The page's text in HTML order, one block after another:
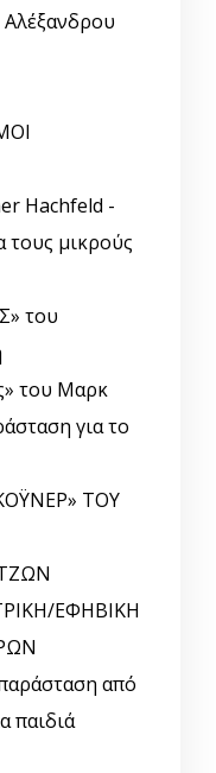
Αλέξανδρου
Hachfeld -
τους μικρούς
του
του Μαρκ
για το
ΤΟΥ
ΕΦΗΒΙΚΗ
από
παιδιά